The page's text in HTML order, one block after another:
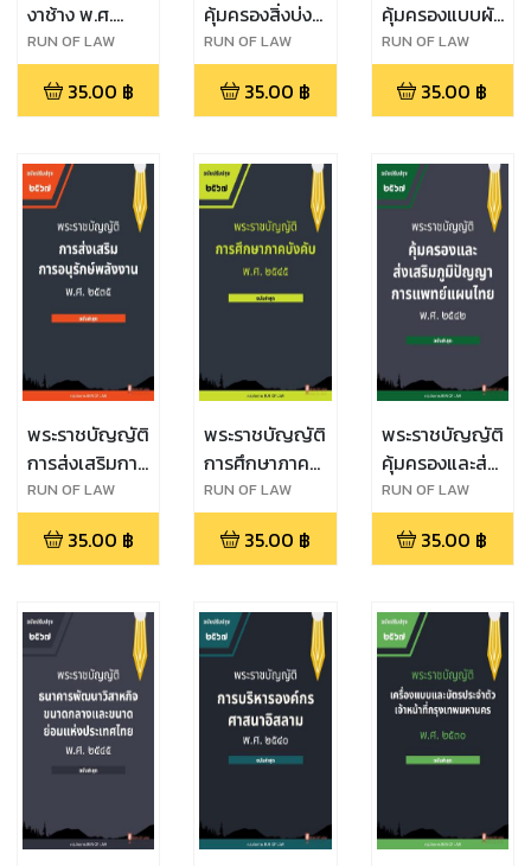
งาช้าง พ.ศ.
๒๕๕๘
RUN OF LAW
35.00 ฿
คุ้มครองสิ่งบ่งชี้
ทางภูมิศาสตร์
พ.ศ. ๒๕๔๖
RUN OF LAW
35.00 ฿
คุ้มครองแบบผัง
ภูมิของวงจร
รวม พ.ศ.
๒๕๔๓
RUN OF LAW
35.00 ฿
พระราชบัญญัติ
การส่งเสริมการ
อนุรักษ์พลังงาน
พ.ศ. ๒๕๓๕
RUN OF LAW
35.00 ฿
พระราชบัญญัติ
การศึกษาภาค
บังคับ พ.ศ.
๒๕๔๕
RUN OF LAW
35.00 ฿
พระราชบัญญัติ
คุ้มครองและส่ง
เสริมภูมิปัญญา
การแพทย์แผน
ไทย พ.ศ.
RUN OF LAW
35.00 ฿